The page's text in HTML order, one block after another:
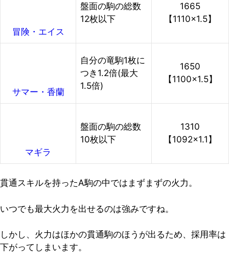
冒険・エイス
盤面の駒の総数
12枚以下
1665
【1110×1.5】
サマー・香蘭
自分の竜駒1枚に
つき1.2倍(最大
1.5倍)
1650
【1100×1.5】
マギラ
盤面の駒の総数
10枚以下
1310
【1092×1.1】
貫通スキルを持ったA駒の中ではまずまずの火力。
いつでも最大火力を出せるのは強みですね。
しかし、火力はほかの貫通駒のほうが出るため、採用率は
下がってしまいます。